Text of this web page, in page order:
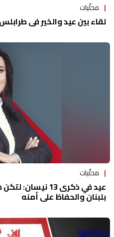
محلّيات
لقاء بين عيد والخير في
محلّيات
عيد في ذكرى 13
بلبنان والحفاظ على أمنه